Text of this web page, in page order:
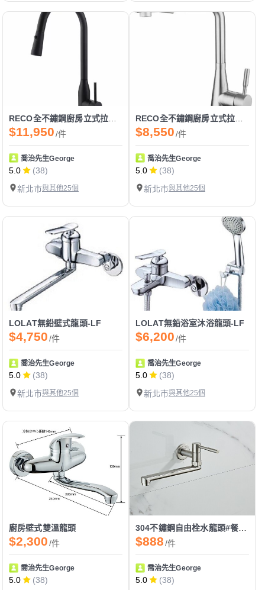
RECO全不鏽鋼廚房立式拉伸龍頭-FEDER#專業技師原廠保固
$11,950/件
喬治先生George
5.0
(38)
新北市與其他25個
RECO全不鏽鋼廚房立式拉伸龍頭-CNIA#專業技師原廠保固
$8,550/件
喬治先生George
5.0
(38)
新北市與其他25個
LOLAT無鉛壁式龍頭-LF
$4,750/件
喬治先生George
5.0
(38)
新北市與其他25個
LOLAT無鉛浴室沐浴龍頭-LF
$6,200/件
喬治先生George
5.0
(38)
新北市與其他25個
廚房壁式雙溫龍頭
$2,300/件
喬治先生George
5.0
(38)
304不鏽鋼自由栓水龍頭#餐飲業最愛!!
$888/件
喬治先生George
5.0
(38)